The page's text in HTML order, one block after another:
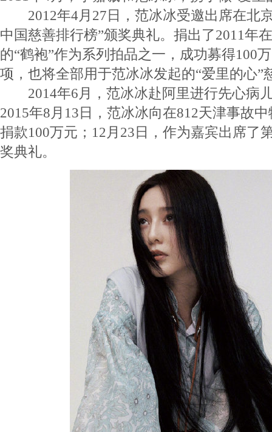
2012年4月27日，范冰冰受邀出席在北
中国慈善排行榜”颁奖典礼。捐出了2011年
的“鹤袍”作为系列拍品之一，成功募得100
项，也将全部用于范冰冰发起的“爱里的心”
2014年6月，范冰冰赴阿里进行先心病
2015年8月13日，范冰冰向在812天津事故
捐款100万元；12月23日，作为嘉宾出席了
奖典礼。